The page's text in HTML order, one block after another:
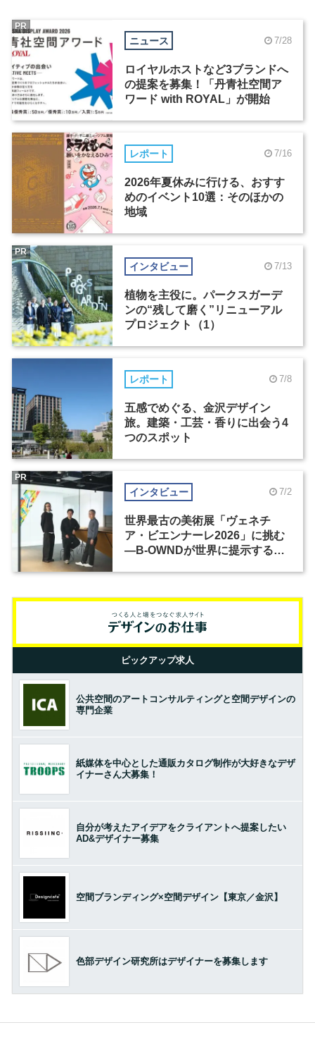
ニュース 7/28
ロイヤルホストなど3ブランドへ
の提案を募集！「丹青社空間ア
ワード with ROYAL」が開始
PR
レポート 7/16
2026年夏休みに行ける、おすす
めのイベント10選：そのほかの
地域
インタビュー 7/13
植物を主役に。パークスガーデ
ンの“残して磨く”リニューアル
プロジェクト（1）
PR
レポート 7/8
五感でめぐる、金沢デザイン
旅。建築・工芸・香りに出会う4
つのスポット
インタビュー 7/2
世界最古の美術展「ヴェネチ
ア・ビエンナーレ2026」に挑む
―B-OWNDが世界に提示する美
PR
ピックアップ求人
公共空間のアートコンサルティングと空間デザインの
専門企業
紙媒体を中心とした通販カタログ制作が大好きなデザ
イナーさん大募集！
自分が考えたアイデアをクライアントへ提案したい
AD&デザイナー募集
空間ブランディング×空間デザイン【東京／金沢】
色部デザイン研究所はデザイナーを募集します